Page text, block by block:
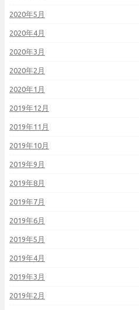
2020年5月
2020年4月
2020年3月
2020年2月
2020年1月
2019年12月
2019年11月
2019年10月
2019年9月
2019年8月
2019年7月
2019年6月
2019年5月
2019年4月
2019年3月
2019年2月